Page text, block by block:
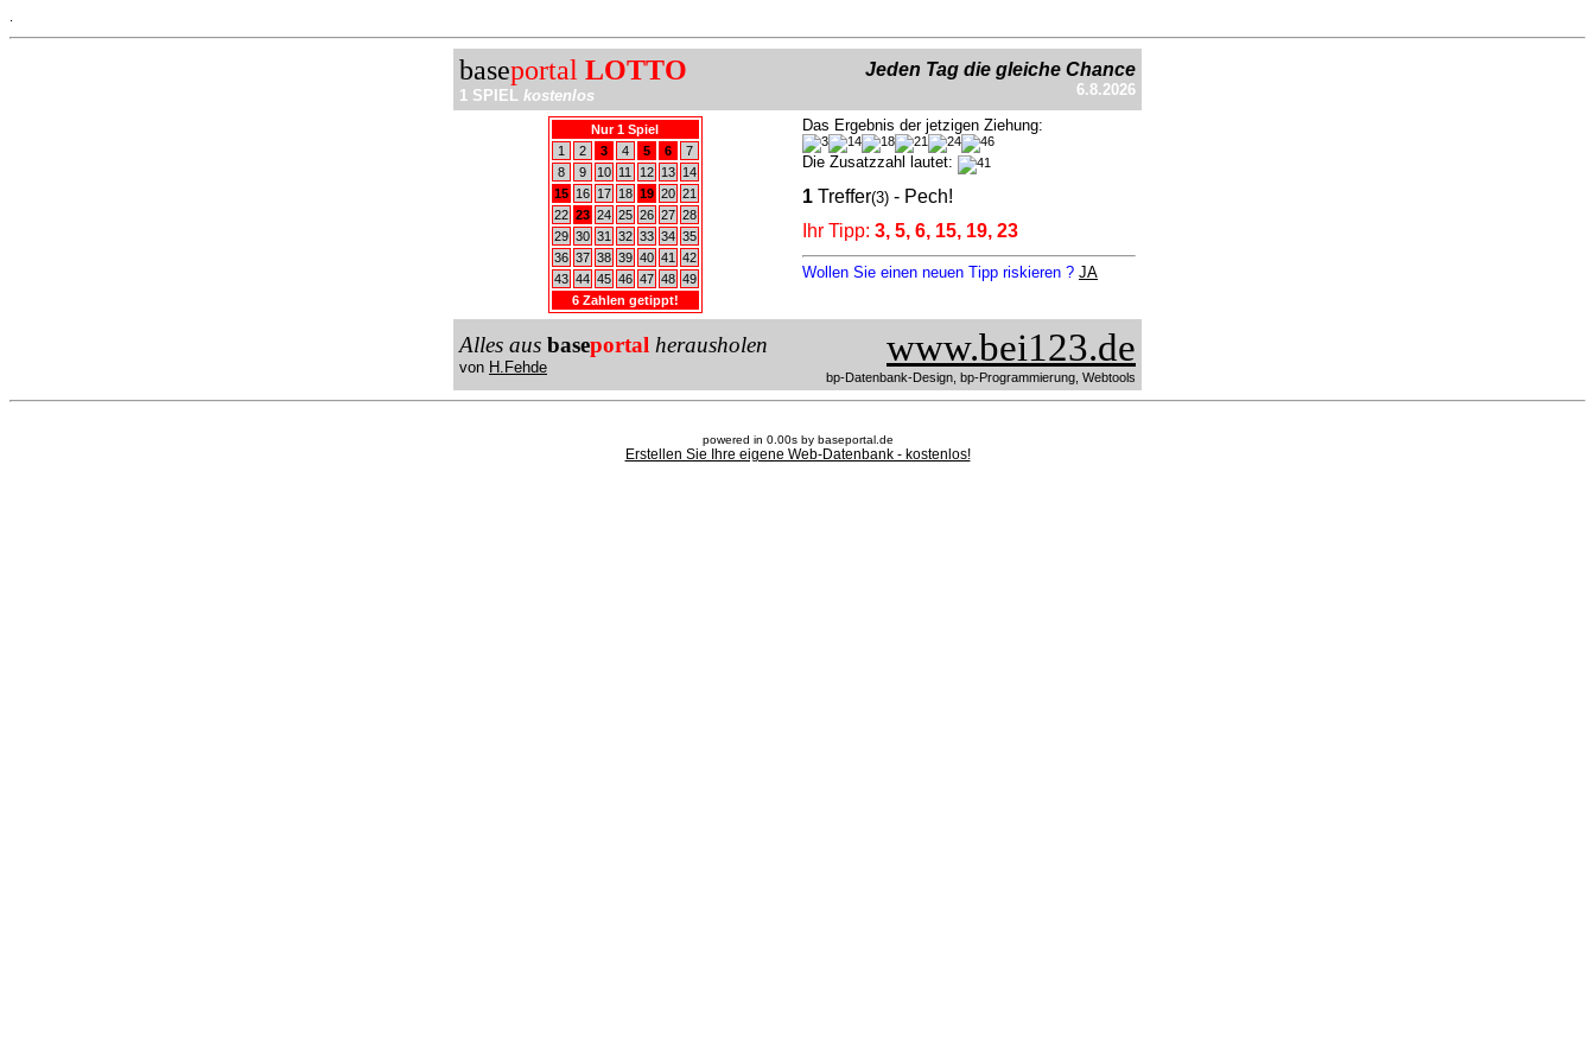
baseportal LOTTO
1 SPIEL kostenlos
Jeden Tag die gleiche Chance
6.8.2026
Nur 1 Spiel
1
2 3 4 5 6
7
8
9 10 11 12 13
14
15
16 17 18 19 20 21
22 23 24 25 26 27 28
29 30 31 32 33 34 35
36 37 38 39 40 41
42
43 44 45 46 47 48 49
6 Zahlen getippt!
Das Ergebnis der jetzigen Ziehung:
Die Zusatzzahl lautet:
1 Treffer(3) - Pech!
Ihr Tipp: 3, 5, 6, 15, 19, 23
Wollen Sie einen neuen Tipp riskieren ? JA
Alles aus baseportal herausholen
von H.Fehde www.bei123.de
bp-Datenbank-Design, bp-Programmierung, Webtools
powered in 0.00s by baseportal.de
Erstellen Sie Ihre eigene Web-Datenbank - kostenlos!